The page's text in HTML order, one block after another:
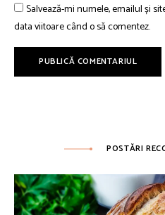
Salvează-mi numele, emailul și
data viitoare când o să comentez.
POSTĂRI